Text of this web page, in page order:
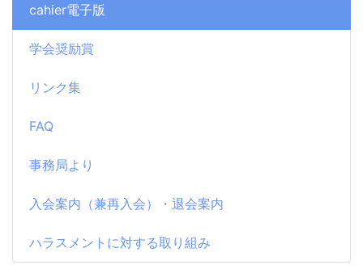
cahier電子版
学会奨励賞
リンク集
FAQ
事務局より
入会案内（兼再入会）・退会案内
ハラスメントに対する取り組み